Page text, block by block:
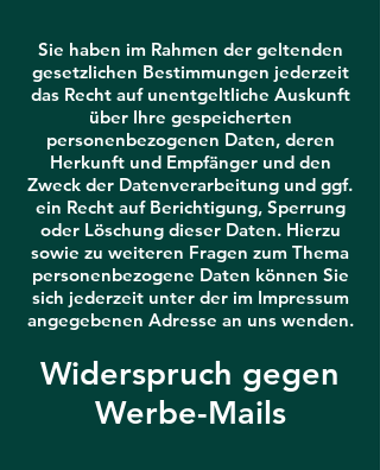
Sie haben im Rahmen der geltenden
gesetzlichen Bestimmungen jederzeit
das Recht auf unentgeltliche Auskunft
über Ihre gespeicherten
personenbezogenen Daten, deren
Herkunft und Empfänger und den
Zweck der Datenverarbeitung und ggf.
ein Recht auf Berichtigung, Sperrung
oder Löschung dieser Daten. Hierzu
sowie zu weiteren Fragen zum Thema
personenbezogene Daten können Sie
sich jederzeit unter der im Impressum
angegebenen Adresse an uns wenden.
Widerspruch gegen
Werbe-Mails